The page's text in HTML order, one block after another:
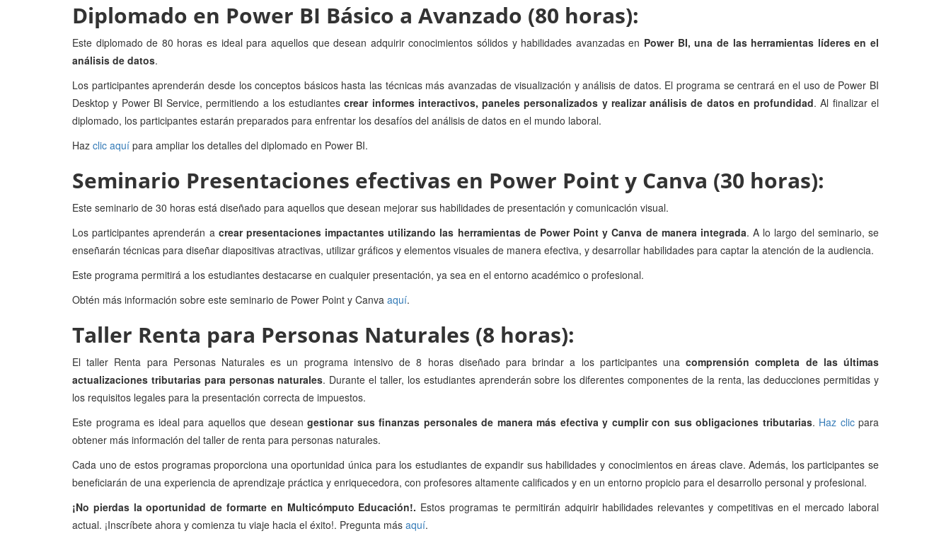
Diplomado en Power BI Básico a Avanzado (80 horas):
Este diplomado de 80 horas es ideal para aquellos que desean adquirir conocimientos sólidos y habilidades avanzadas en Power BI, una de las herramientas líderes en el
análisis de datos.
Los participantes aprenderán desde los conceptos básicos hasta las técnicas más avanzadas de visualización y análisis de datos. El programa se centrará en el uso de Power BI
Desktop y Power BI Service, permitiendo a los estudiantescrear informes interactivos, paneles personalizados y realizar análisis de datos en profundidad. Al finalizar el
diplomado, los participantes estarán preparados para enfrentar los desafíos del análisis de datos en el mundo laboral.
Haz clic aquí para ampliar los detalles del diplomado en Power BI.
Seminario Presentaciones efectivas en Power Point y Canva (30 horas):
Este seminario de 30 horas está diseñado para aquellos que desean mejorar sus habilidades de presentación y comunicación visual.
Los participantes aprenderán a crear presentaciones impactantes utilizando las herramientas de Power Point y Canva de manera integrada. A lo largo del seminario, se
enseñarán técnicas para diseñar diapositivas atractivas, utilizar gráficos y elementos visuales de manera efectiva, y desarrollar habilidades para captar la atención de la audiencia.
Este programa permitirá a los estudiantes destacarse en cualquier presentación, ya sea en el entorno académico o profesional.
Obtén más información sobre este seminario de Power Point y Canva aquí.
Taller Renta para Personas Naturales (8 horas):
El taller Renta para Personas Naturales es un programa intensivo de 8 horas diseñado para brindar a los participantes unacomprensión completa de las últimas
actualizaciones tributarias para personas naturales. Durante el taller, los estudiantes aprenderán sobre los diferentes componentes de la renta, las deducciones permitidas y
los requisitos legales para la presentación correcta de impuestos.
Este programa es ideal para aquellos que desean gestionar sus finanzas personales de manera más efectiva y cumplir con sus obligaciones tributarias. Haz clicpara
obtener más información del taller de renta para personas naturales.
Cada uno de estos programas proporciona una oportunidad única para los estudiantes de expandir sus habilidades y conocimientos en áreas clave. Además, los participantes se
beneficiarán de una experiencia de aprendizaje práctica y enriquecedora, con profesores altamente calificados y en un entorno propicio para el desarrollo personal y profesional.
¡No pierdas la oportunidad de formarte en Multicómputo Educación!. Estos programas te permitirán adquirir habilidades relevantes y competitivas en el mercado laboral
actual. ¡Inscríbete ahora y comienza tu viaje hacia el éxito!. Pregunta más aquí.